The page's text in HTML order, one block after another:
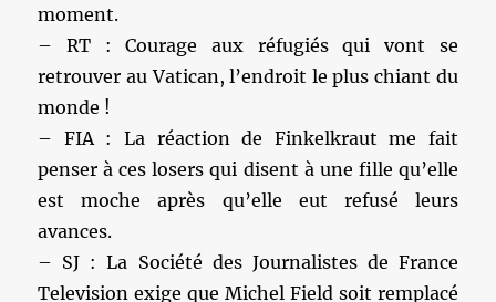
moment.
– RT : Courage aux réfugiés qui vont se
retrouver au Vatican, l’endroit le plus chiant du
monde !
– FIA : La réaction de Finkelkraut me fait
penser à ces losers qui disent à une fille qu’elle
est moche après qu’elle eut refusé leurs
avances.
– SJ : La Société des Journalistes de France
Television exige que Michel Field soit remplacé